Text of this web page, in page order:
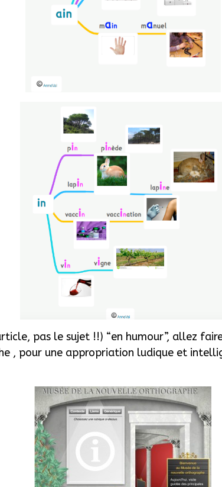
pas le sujet !!) “en humour”, allez
, pour une appropriation ludique et